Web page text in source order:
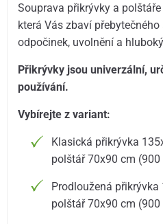
Souprava přikrývky a
která Vás zbaví
odpočinek, uvolnění a
Přikrývky jsou univerzální,
používání.
Vybírejte z variant:
Klasická přikrývka
polštář 70x90 cm (900
Prodloužená
polštář 70x90 cm (900